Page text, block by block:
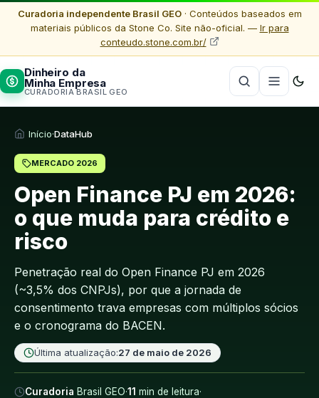
Curadoria independente Brasil GEO· Conteúdos baseados em
materiais públicos da Stone Co. Site não-oficial. — Ir para
conteudo.stone.com.br/
Dinheiro da
Minha Empresa
CURADORIA BRASIL GEO
Início·DataHub
MERCADO 2026
Open Finance PJ em 2026:
o que muda para crédito e
risco
Penetração real do Open Finance PJ em 2026
(~3,5% dos CNPJs), por que a jornada de
consentimento trava empresas com múltiplos sócios
e o cronograma do BACEN.
Última atualização:27 de maio de 2026
Curadoria Brasil GEO·11 min de leitura·